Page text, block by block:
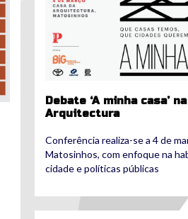
Debate ‘A minha casa’
Arquitectura
Conferência realiza-se a 4 de
Matosinhos, com enfoque na
cidade e políticas públicas